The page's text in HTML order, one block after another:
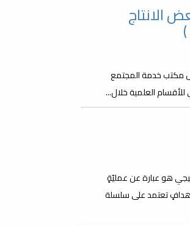
الانتاج
مكتب خدمة المجتمع
العلمية خلال...
هو عبارة عن عمليّةٍ
تعتمد على سلسلة